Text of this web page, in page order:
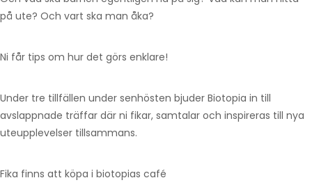
på ute? Och vart ska man åka?
Ni får tips om hur det görs enklare!
Under tre tillfällen under senhösten bjuder Biotopia in till
avslappnade träffar där ni fikar, samtalar och inspireras till nya
uteupplevelser tillsammans.
Fika finns att köpa i biotopias café